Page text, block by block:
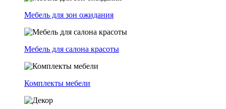
Мебель для зон ожидания
Мебель для салона красоты
Комплекты мебели